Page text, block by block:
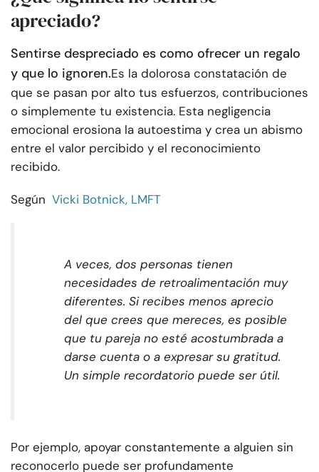
apreciado?
Sentirse despreciado es como ofrecer un regalo
y que lo ignoren.Es la dolorosa constatación de
que se pasan por alto tus esfuerzos, contribuciones
o simplemente tu existencia. Esta negligencia
emocional erosiona la autoestima y crea un abismo
entre el valor percibido y el reconocimiento
recibido.
Según Vicki Botnick, LMFT
A veces, dos personas tienen
necesidades de retroalimentación muy
diferentes. Si recibes menos aprecio
del que crees que mereces, es posible
que tu pareja no esté acostumbrada a
darse cuenta o a expresar su gratitud.
Un simple recordatorio puede ser útil.
Por ejemplo, apoyar constantemente a alguien sin
reconocerlo puede ser profundamente